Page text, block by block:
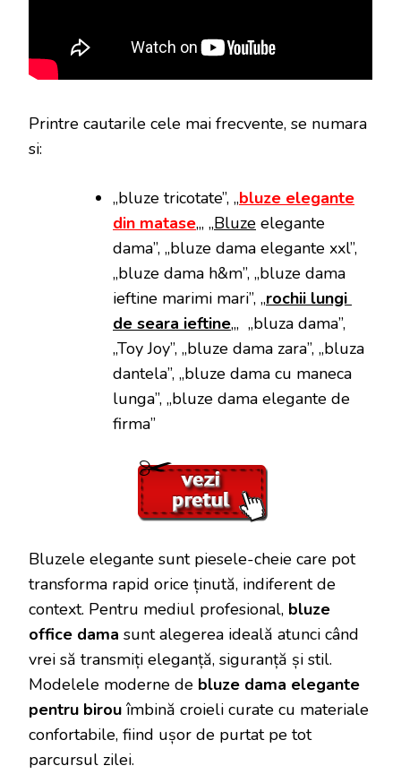
Printre cautarile cele mai frecvente, se numara
si:
„bluze tricotate”, „bluze elegante
din matase„, „Bluze elegante
dama”, „bluze dama elegante xxl”,
„bluze dama h&m”, „bluze dama
ieftine marimi mari”, „rochii lungi
de seara ieftine„, „bluza dama”,
„Toy Joy”, „bluze dama zara”, „bluza
dantela”, „bluze dama cu maneca
lunga”, „bluze dama elegante de
firma”
Bluzele elegante sunt piesele-cheie care pot
transforma rapid orice ținută, indiferent de
context. Pentru mediul profesional, bluze
office dama sunt alegerea ideală atunci când
vrei să transmiți eleganță, siguranță și stil.
Modelele moderne de bluze dama elegante
pentru birou îmbină croieli curate cu materiale
confortabile, fiind ușor de purtat pe tot
parcursul zilei.